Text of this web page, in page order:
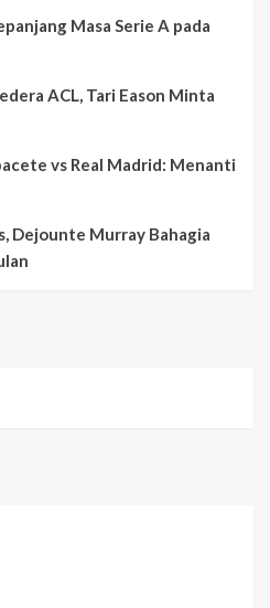
Masa Serie A pada
ACL, Tari Eason Minta
vs Real Madrid: Menanti
Dejounte Murray Bahagia